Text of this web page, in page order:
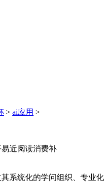
> ai应用 >
近阅读消费补
统化的学问组织、专业化